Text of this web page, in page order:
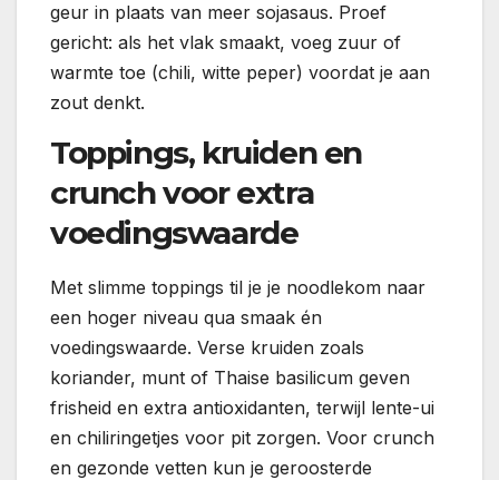
geur in plaats van meer sojasaus. Proef
gericht: als het vlak smaakt, voeg zuur of
warmte toe (chili, witte peper) voordat je aan
zout denkt.
Toppings, kruiden en
crunch voor extra
voedingswaarde
Met slimme toppings til je je noodlekom naar
een hoger niveau qua smaak én
voedingswaarde. Verse kruiden zoals
koriander, munt of Thaise basilicum geven
frisheid en extra antioxidanten, terwijl lente-ui
en chiliringetjes voor pit zorgen. Voor crunch
en gezonde vetten kun je geroosterde